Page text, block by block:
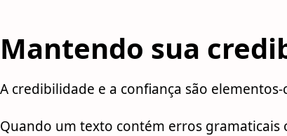
Mantendo sua
A credibilidade e a confiança são
Quando um texto contém erros